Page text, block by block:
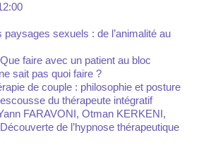
sexuels : de l’animalité au
faire avec un patient au bloc
sait pas quoi faire ?
de couple : philosophie et posture
du thérapeute intégratif
FARAVONI, Otman KERKENI,
de l’hypnose thérapeutique